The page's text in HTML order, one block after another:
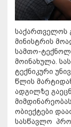
საქართველოს
მინისტრის
სამთო-
მოინახულა.
ტექნიკური
წლის
ადგილზე
ობიექტები
სასწავლო